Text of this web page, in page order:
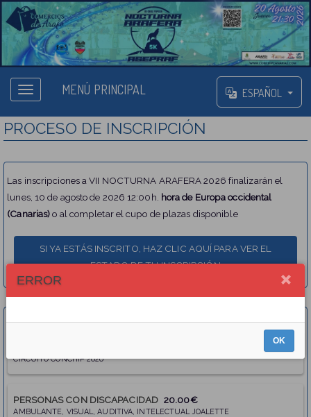
MENÚ PRINCIPAL ESPAÑOL
PROCESO DE INSCRIPCIÓN
Las inscripciones a VII NOCTURNA ARAFERA 2026 finalizarán el
lunes, 10 de agosto de 2026 12:00h. hora de Europa occidental
(Canarias)o al completar el cupo de plazas disponible
CIRCUITO CONCHIP 2026
PERSONAS CON DISCAPACIDAD 20.00€
AMBULANTE, VISUAL, AUDITIVA, INTELECTUAL JOALETTE
ERROR
OK